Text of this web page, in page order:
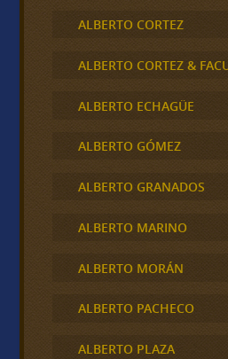
ALBERTO CORTEZ
ALBERTO CORTEZ &
ALBERTO ECHAGÜE
ALBERTO GÓMEZ
ALBERTO GRANADOS
ALBERTO MARINO
ALBERTO MORÁN
ALBERTO PACHECO
ALBERTO PLAZA